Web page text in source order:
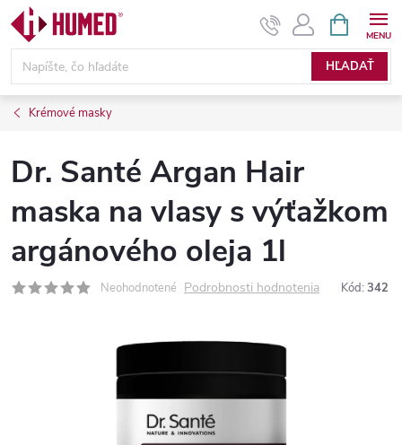
Prejsť
obsah
HĽADAŤ
KOŠÍK
Krémové masky
Dr. Santé Argan Hair
maska na vlasy s výťažkom
argánového oleja 1l
Neohodnotené Podrobnosti hodnotenia Kód: 342